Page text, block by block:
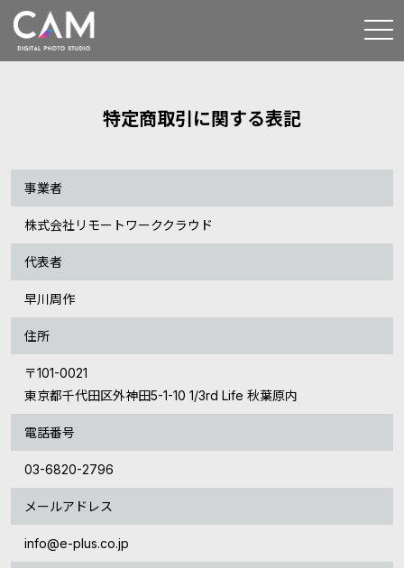
特定商取引に関する表記
事業者
株式会社リモートワーククラウド
代表者
早川周作
住所
〒101-0021
東京都千代田区外神田5-1-10 1/3rd Life 秋葉原内
電話番号
03-6820-2796
メールアドレス
info@e-plus.co.jp